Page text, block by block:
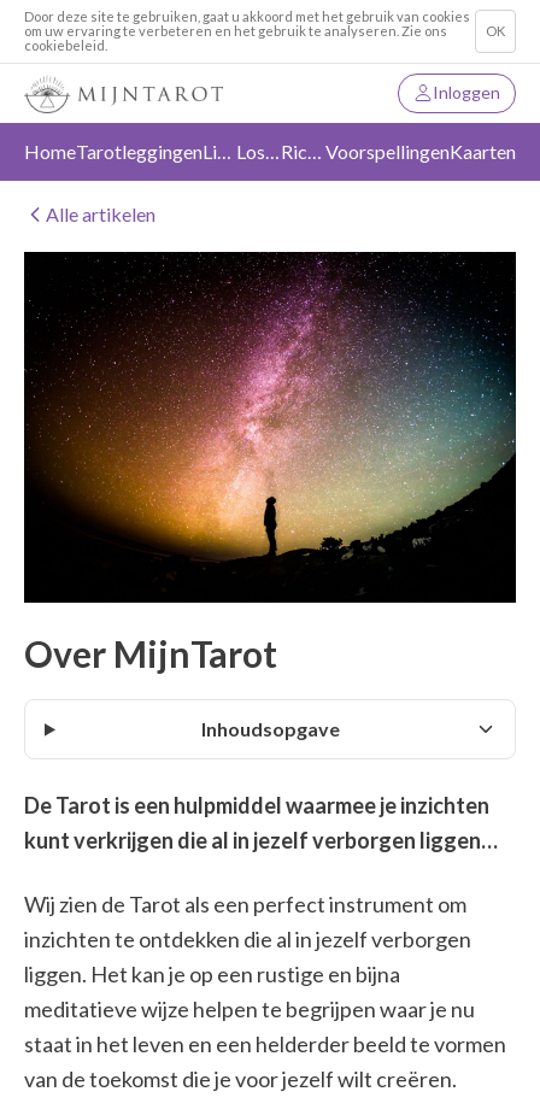
Door deze site te gebruiken, gaat u akkoord met het gebruik van cookies
om uw ervaring te verbeteren en het gebruik te analyseren. Zie ons
cookiebeleid.
OK
Inloggen
HomeTarotleggingen Liefde Loslaten Richting VoorspellingenKaarten
Alle artikelen
Over MijnTarot
Inhoudsopgave
De Tarot is een hulpmiddel waarmee je inzichten
kunt verkrijgen die al in jezelf verborgen liggen…
Wij zien de Tarot als een perfect instrument om
inzichten te ontdekken die al in jezelf verborgen
liggen. Het kan je op een rustige en bijna
meditatieve wijze helpen te begrijpen waar je nu
staat in het leven en een helderder beeld te vormen
van de toekomst die je voor jezelf wilt creëren.